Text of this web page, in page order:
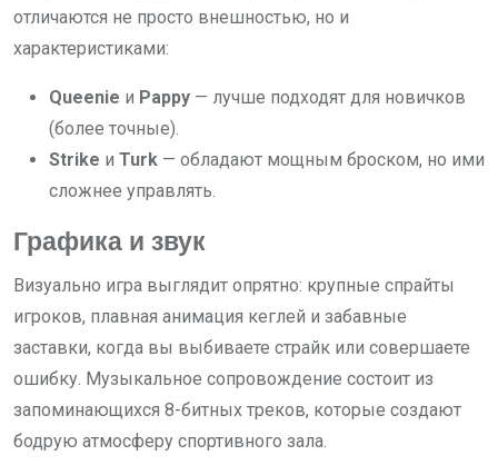
отличаются не просто внешностью, но и
характеристиками:
Queenie и Pappy — лучше подходят для новичков
(более точные).
Strike и Turk — обладают мощным броском, но ими
сложнее управлять.
Графика и звук
Визуально игра выглядит опрятно: крупные спрайты
игроков, плавная анимация кеглей и забавные
заставки, когда вы выбиваете страйк или совершаете
ошибку. Музыкальное сопровождение состоит из
запоминающихся 8-битных треков, которые создают
бодрую атмосферу спортивного зала.